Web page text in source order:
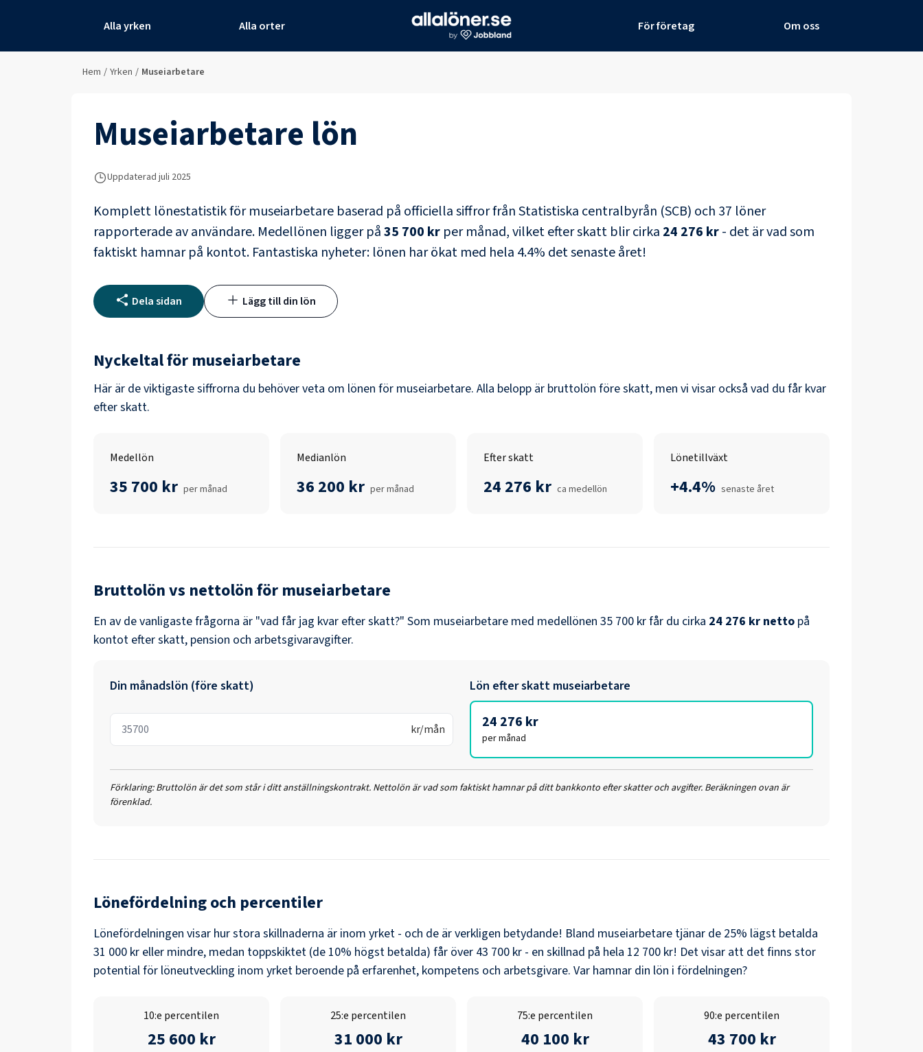
Alla yrken Alla orter För företag Om oss
Hem / Yrken / Museiarbetare
Museiarbetare lön
Uppdaterad juli 2025
Komplett lönestatistik förmuseiarbetare baserad på officiella siffror från Statistiska centralbyrån (SCB) och 37 löner
rapporterade av användare. Medellönen ligger på35 700 kr per månad, vilket efter skatt blir cirka 24 276 kr- det är vad som
faktiskt hamnar på kontot. Fantastiska nyheter: lönen har ökat med hela 4.4% det senaste året!
Dela sidan Lägg till din lön
Nyckeltal för museiarbetare
Här är de viktigaste siffrorna du behöver veta om lönen för museiarbetare. Alla belopp är bruttolön före skatt, men vi visar också vad du får kvar
efter skatt.
Medellön
35 700 kr per månad
Medianlön
36 200 kr per månad
Efter skatt
24 276 kr ca medellön
Lönetillväxt
+4.4% senaste året
Bruttolön vs nettolön för museiarbetare
En av de vanligaste frågorna är "vad får jag kvar efter skatt?" Som museiarbetare med medellönen 35 700 krfår du cirka 24 276 kr netto på
kontot efter skatt, pension och arbetsgivaravgifter.
Din månadslön (före skatt)
kr/mån
Lön efter skatt museiarbetare
24 276 kr
per månad
Förklaring: Bruttolön är det som står i ditt anställningskontrakt. Nettolön är vad som faktiskt hamnar på ditt bankkonto efter skatter och avgifter. Beräkningen ovan är
förenklad.
Lönefördelning och percentiler
Lönefördelningen visar hur stora skillnaderna är inom yrket - och de är verkligen betydande! Bland museiarbetare tjänar de 25% lägst betalda
31 000 kr eller mindre, medan toppskiktet (de 10% högst betalda) får över 43 700 kr - en skillnad på hela 12 700 kr! Det visar att det finns stor
potential för löneutveckling inom yrket beroende på erfarenhet, kompetens och arbetsgivare. Var hamnar din lön i fördelningen?
10:e percentilen
25 600 kr
25:e percentilen
31 000 kr
75:e percentilen
40 100 kr
90:e percentilen
43 700 kr